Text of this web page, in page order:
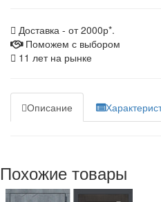
Доставка - от 2000р*.
Поможем с выбором
11 лет на рынке
Описание
Похожие товары